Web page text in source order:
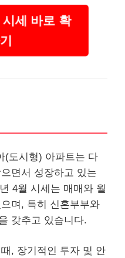
세 바로 확
(도시형) 아파트는 다
면서 성장하고 있는
4월 시세는 매매와 월
며, 특히 신혼부부와
갖추고 있습니다.
, 장기적인 투자 및 안